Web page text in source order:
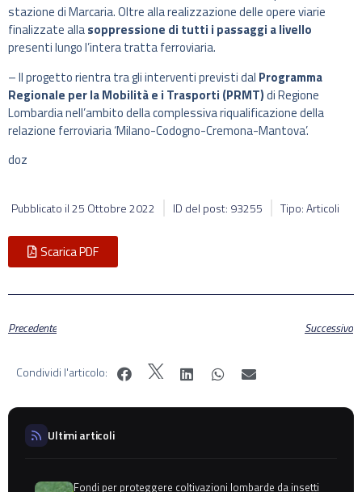
stazione di Marcaria. Oltre alla realizzazione delle opere viarie
finalizzate allasoppressione di tutti i passaggi a livello
presenti lungo l’intera tratta ferroviaria.
– Il progetto rientra tra gli interventi previsti dal Programma
Regionale per la Mobilità e i Trasporti (PRMT)di Regione
Lombardia nell’ambito della complessiva riqualificazione della
relazione ferroviaria ‘Milano-Codogno-Cremona-Mantova’.
doz
Pubblicato il25 Ottobre 2022 ID del post: 93255 Tipo: Articoli
Scarica PDF
Precedente Successivo
Condividi l'articolo:
Ultimi articoli
Fondi per proteggere coltivazioni lombarde da insetti